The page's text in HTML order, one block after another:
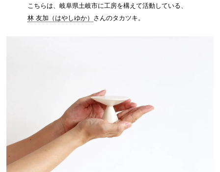
こちらは、岐阜県土岐市に工房を構えて活動している、
林 友加（はやしゆか） さんのタカツキ。